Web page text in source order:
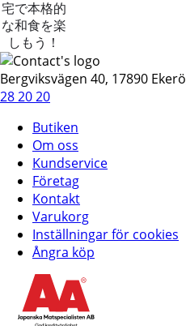
宅で本格的
な和食を楽
しもう！
Bergviksvägen 40, 17890 Ekerö
28 20 20
Butiken
Om oss
Kundservice
Företag
Kontakt
Varukorg
Inställningar för cookies
Ångra köp